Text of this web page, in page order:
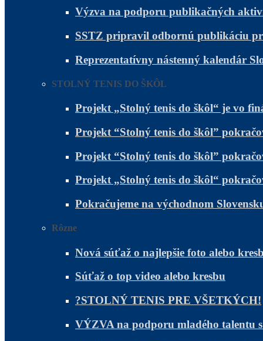
Výzva na podporu publikačných
SSTZ pripravil odbornú publikáciu
Reprezentatívny nástenný kalendár
STOLNÝ TENIS DO ŠKÔL
Projekt „Stolný tenis do škôl“ je vo
Projekt “Stolný tenis do škôl”
Projekt “Stolný tenis do škôl”
Projekt „Stolný tenis do škôl“
Pokračujeme na východnom
Rôzne
Nová súťaž o najlepšie foto alebo
Súťaž o top video alebo kresbu
?STOLNÝ TENIS PRE VŠETKÝCH!
VÝZVA na podporu mladého talentu